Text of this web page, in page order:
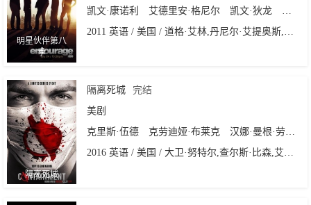
明星伙伴第八
季
凯文·康诺利
艾德里安·格尼尔 凯文·狄龙
杰瑞·
2011 英语 / 美国 / 道格·艾林,丹尼尔·艾提奥斯,罗杰·昆宝,大卫·努特尔,凯文·康诺利
隔离死城
隔离死城
完结
美剧
克里斯·伍德
克劳迪娅·布莱克
汉娜·曼根·劳伦斯
2016 英语 / 美国 / 大卫·努特尔,查尔斯·比森,艾略特·莱斯特